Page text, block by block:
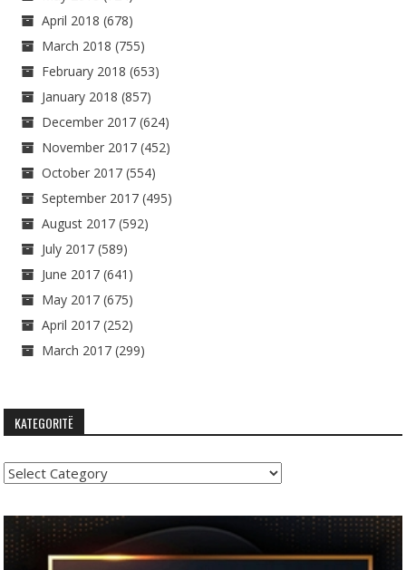
April 2018 (678)
March 2018 (755)
February 2018 (653)
January 2018 (857)
December 2017 (624)
November 2017 (452)
October 2017 (554)
September 2017 (495)
August 2017 (592)
July 2017 (589)
June 2017 (641)
May 2017 (675)
April 2017 (252)
March 2017 (299)
KATEGORITË
Kategoritë